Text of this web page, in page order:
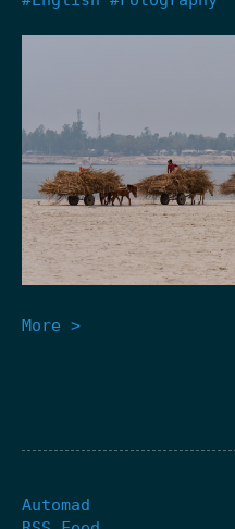
More >
Automad